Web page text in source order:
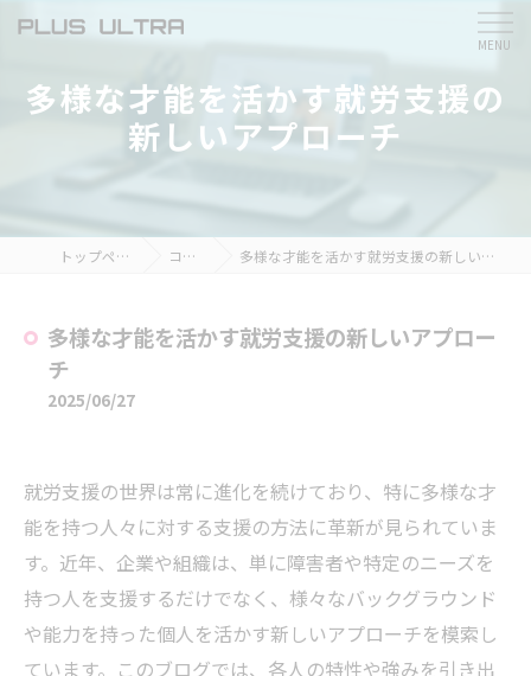
多様な才能を活かす就労支援の
新しいアプローチ
トップページ コラム 多様な才能を活かす就労支援の新しいアプローチ
多様な才能を活かす就労支援の新しいアプロー
チ
2025/06/27
就労支援の世界は常に進化を続けており、特に多様な才
能を持つ人々に対する支援の方法に革新が見られていま
す。近年、企業や組織は、単に障害者や特定のニーズを
持つ人を支援するだけでなく、様々なバックグラウンド
や能力を持った個人を活かす新しいアプローチを模索し
ています。このブログでは、各人の特性や強みを引き出